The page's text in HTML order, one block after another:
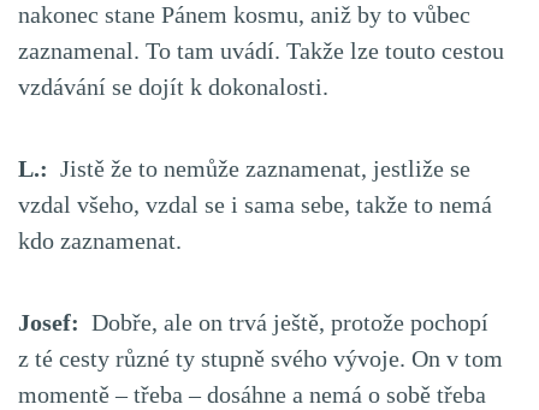
nakonec stane Pánem kosmu, aniž by to vůbec
zaznamenal. To tam uvádí. Takže lze touto cestou
vzdávání se dojít k dokonalosti.
L.: Jistě že to nemůže zaznamenat, jestliže se
vzdal všeho, vzdal se i sama sebe, takže to nemá
kdo zaznamenat.
Josef: Dobře, ale on trvá ještě, protože pochopí
z té cesty různé ty stupně svého vývoje. On v tom
momentě – třeba – dosáhne a nemá o sobě třeba